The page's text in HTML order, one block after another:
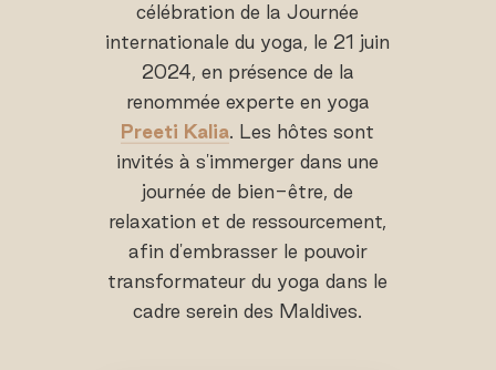
célébration de la Journée
internationale du yoga, le 21 juin
2024, en présence de la
renommée experte en yoga
Preeti Kalia. Les hôtes sont
invités à s'immerger dans une
journée de bien-être, de
relaxation et de ressourcement,
afin d'embrasser le pouvoir
transformateur du yoga dans le
cadre serein des Maldives.